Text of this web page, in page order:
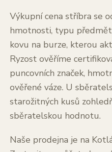
Výkupní cena stříbra se
hmotnosti, typu
kovu na burze, kterou
Ryzost ověříme
puncovních značek,
ověřené váze. U
starožitných kusů
sběratelskou hodnotu.
Naše prodejna je na